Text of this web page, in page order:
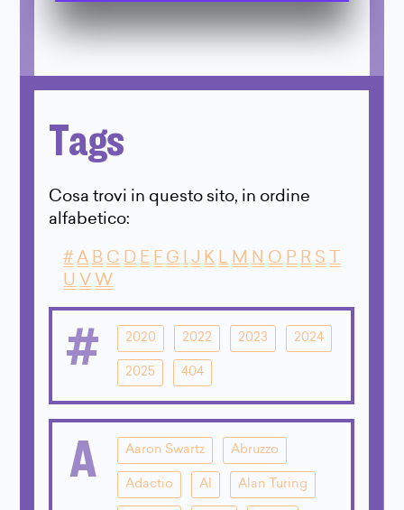
Tags
Cosa trovi in questo sito, in ordine
alfabetico:
# A B C D E F G J K L M N O P R S
U V W
# 2020 2022 2023 2024
2025 404
A Aaron Swartz Abruzzo
Adactio AI Alan Turing